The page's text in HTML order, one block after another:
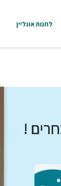
לחנות אונליין